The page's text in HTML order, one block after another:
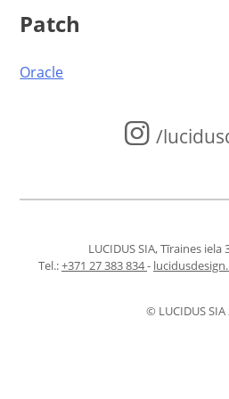
Patch
Post
Oracle
/
LUCIDUS SIA, Tīraines iela
Tel.:+371 27 383 834-
© LUCIDUS SIA